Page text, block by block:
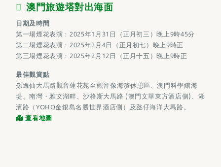
澳門旅遊塔對出海面
日期及時間
第一場煙花表演：2025年1月31日（正月初三）晚上9時45分
第二場煙花表演：2025年2月4日（正月初七）晚上9時正
第三場煙花表演：2025年2月12日（正月十五）晚上9時正
最佳觀賞點
孫逸仙大馬路觀音蓮花苑至觀音像海濱休憩區、澳門科學館海
堤、南灣・雅文湖畔、沙格斯大馬路 (澳門文華東方酒店側)、湖
濱路（YOHO金銀島名勝世界酒店側）及氹仔海洋大馬路。
查看地圖